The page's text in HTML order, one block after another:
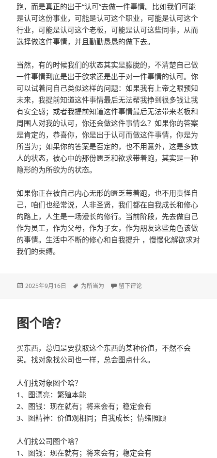
跑，而是真正的出于“认可”去做一件事情。比如我们可能
是认可这份事业，可能是认可这个职业，可能是认可这个
行业，可能是认可这个老板，可能是认可这些同事，从而
选择做这件事情，并且勤勤恳恳的做下去。
当然，有的时候我们的状态其实是朦胧的，不清楚自己做
一件事情到底是出于欲求还是出于对一件事情的认可。你
可以试着问自己类似这样的问题：如果我有上帝之眼预知
未来，我提前知道这件事情最后无法帮我挣到很多钱让我
有安全感；或者我提前知道这件事情最后无法带来老板和
周围人对我的认可，你还会做这件事情么？如果你的答案
是肯定的，恭喜你，你是出于认可而做这件事情，你是为
所当为；如果你的答案是否定的，也不用意外，这是多数
人的状态，被心中的那份匮乏和欲求带着跑，其实是一种
隐形的为所欲为的状态。
如果你正在被自己内心无形的匮乏带着跑，也不用责怪自
己，咱们也经常说，人非圣贤，我们都在自我成长和修心
的路上，人生是一场漫长的修行。当前阶段，先去做自己
作为员工，作为父母，作为子女，作为朋友这些角色该做
的事情。生活中不断的修心和自我提升 ，慢慢化解欲求对
我们的束缚。
发
2025年9月16日
标
为所当为 于为所当为和为所欲为的区别
留下评论
图个啥？
买东西，总归是要获取这个东西的某种价值，不然不会
买。找对象找公司也一样，总会图点什么。
人们找对象图个啥？
1、图漂亮：繁殖本能
2、图钱：现在就有；将来会有；稳定会有
3、图精神：价值观相同；自我成长；情绪照顾
人们找公司图个啥？
1、图钱：现在就有；将来会有；稳定会有